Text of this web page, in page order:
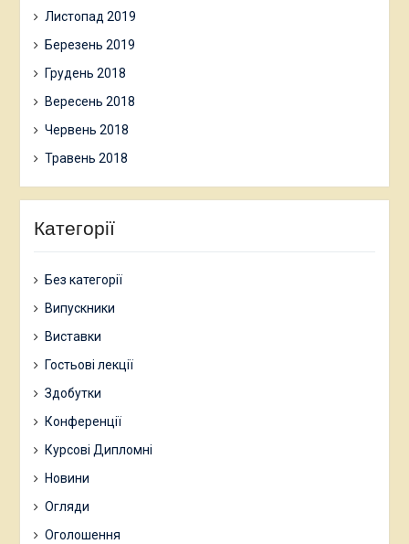
Листопад 2019
Березень 2019
Грудень 2018
Вересень 2018
Червень 2018
Травень 2018
Категорії
Без категорії
Випускники
Виставки
Гостьові лекції
Здобутки
Конференції
Курсові Дипломні
Новини
Огляди
Оголошення